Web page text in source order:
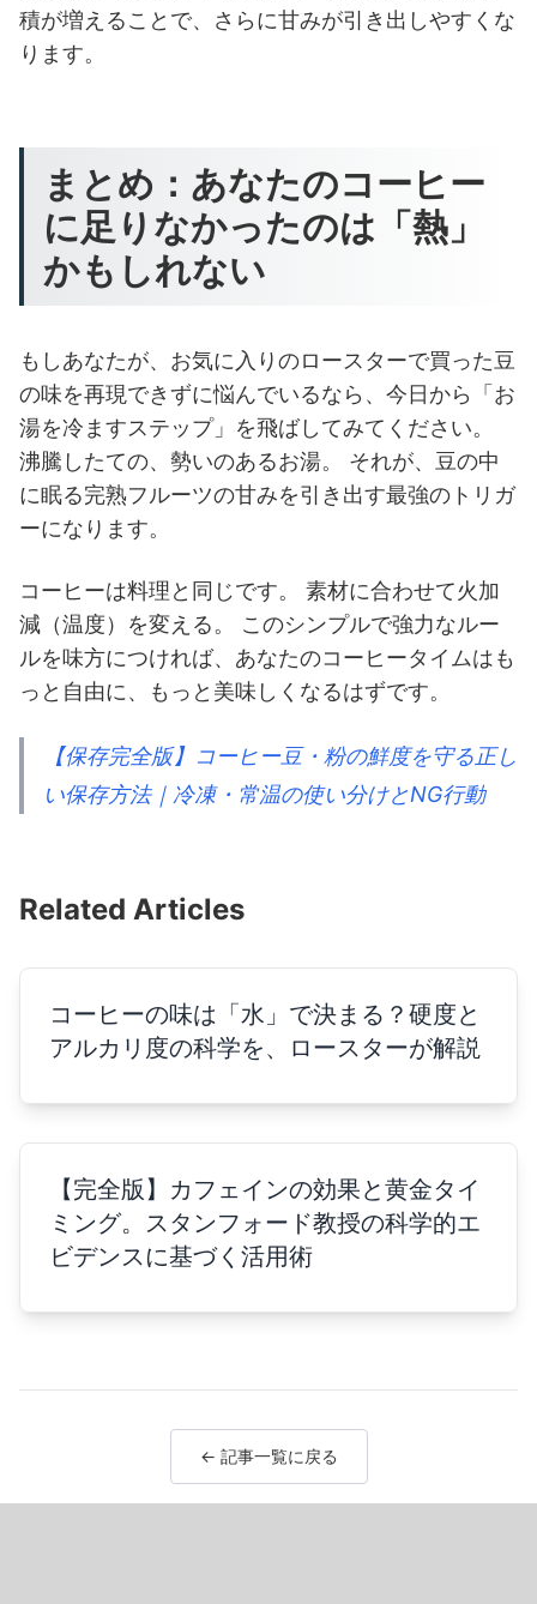
積が増えることで、さらに甘みが引き出しやすくな
ります。
まとめ：あなたのコーヒー
に足りなかったのは「熱」
かもしれない
もしあなたが、お気に入りのロースターで買った豆
の味を再現できずに悩んでいるなら、今日から「お
湯を冷ますステップ」を飛ばしてみてください。
沸騰したての、勢いのあるお湯。 それが、豆の中
に眠る完熟フルーツの甘みを引き出す最強のトリガ
ーになります。
コーヒーは料理と同じです。 素材に合わせて火加
減（温度）を変える。 このシンプルで強力なルー
ルを味方につければ、あなたのコーヒータイムはも
っと自由に、もっと美味しくなるはずです。
【保存完全版】コーヒー豆・粉の鮮度を守る正し
い保存方法｜冷凍・常温の使い分けとNG行動
Related Articles
コーヒーの味は「水」で決まる？硬度と
アルカリ度の科学を、ロースターが解説
【完全版】カフェインの効果と黄金タイ
ミング。スタンフォード教授の科学的エ
ビデンスに基づく活用術
← 記事一覧に戻る